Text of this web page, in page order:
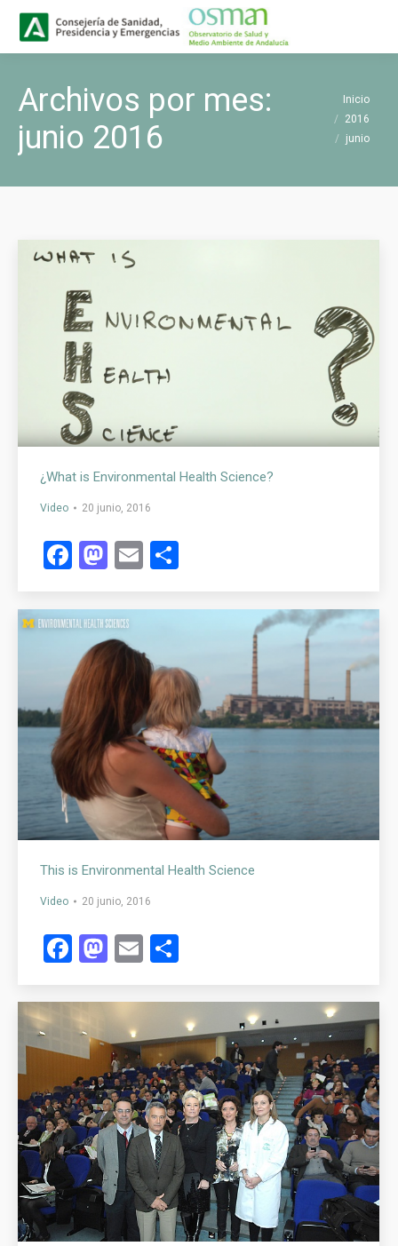
Archivos por mes:
junio 2016
Estás aquí:Inicio
2016
junio
¿What is Environmental Health Science?
Video 20 junio, 2016
Facebook
Mastodon
Email
This is Environmental Health Science
Video 20 junio, 2016
Facebook
Mastodon
Email